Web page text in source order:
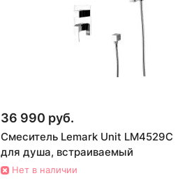
36 990 руб.
Смеситель Lemark Unit LM4529C
для душа, встраиваемый
Нет в наличии